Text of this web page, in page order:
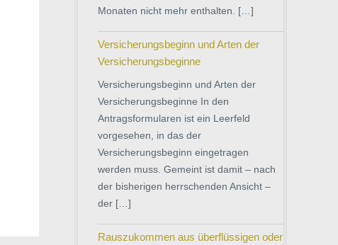
Monaten nicht mehr enthalten. […]
Versicherungsbeginn und Arten der
Versicherungsbeginne
Versicherungsbeginn und Arten der
Versicherungsbeginne In den
Antragsformularen ist ein Leerfeld
vorgesehen, in das der
Versicherungsbeginn eingetragen
werden muss. Gemeint ist damit – nach
der bisherigen herrschenden Ansicht –
der […]
Rauszukommen aus überflüssigen oder